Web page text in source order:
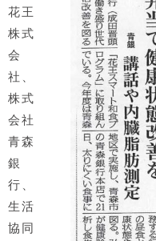
花王
株式
会
社、
株式
会社
青森
銀
行、
生活
協同